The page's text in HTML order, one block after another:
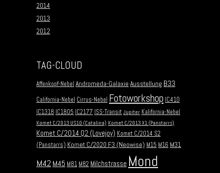
2014
2013
2012
TAG-CLOUD
Affenkopf-Nebel Andromeda-Galaxie Ausstellung B33
California-Nebel Cirrus-Nebel Fotoworkshop IC410
IC1318 IC1805 IC2177 ISS-Transit Jupiter Kalifornia-Nebel
Komet C/2013 US10 (Catalina) Komet C/2013 X1 (Panstarrs)
Komet C/2014 Q2 (Lovejoy) Komet C/2014 S2
(Panstarrs) Komet C/2020 F3 (Neowise) M15 M16 M31
M42 M45 M81 M82 Milchstrasse Mond